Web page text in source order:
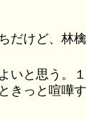
だけど、林
いと思う。
きっと喧嘩す